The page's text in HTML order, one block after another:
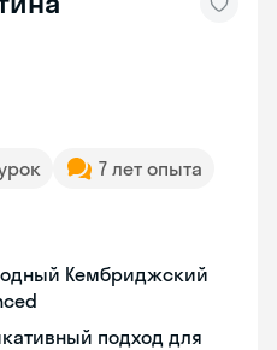
7 лет опыта
Кембриджский
подход для